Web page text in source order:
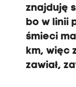
znajduję
bo w linii
śmieci
km, więc
zawiał,